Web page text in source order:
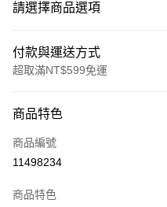
請選擇商品選項
付款與運送方式
超取滿NT$599免運
信用卡一次付款
信用卡分期付款
合作金庫商業銀行
商品特色
商品編號
11498234
商品特色